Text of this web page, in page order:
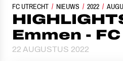
FC UTRECHT NIEUWS 2022
HIGHLIGHTS
Emmen -
22 AUGUSTUS 2022